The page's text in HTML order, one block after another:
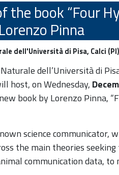
the book “Four
Pinna
dell'Università di Pisa, Calci
dell’Università di
host, on Wednesday,
book by Lorenzo Pinna,
science communicator,
the main theories
communication data, to